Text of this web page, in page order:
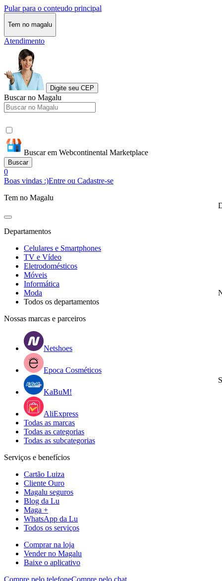
Pular para o conteudo principal
Tem no magalu
Atendimento
Digite seu CEP
Buscar no Magalu
Buscar em Webcontinental Marketplace
Buscar
0
Boas vindas :)Entre ou Cadastre-se
Tem no Magalu
Departamentos
Celulares e Smartphones
TV e Vídeo
Eletrodomésticos
Móveis
Informática
Moda
Todos os departamentos
Nossas marcas e parceiros
Netshoes
Epoca Cosméticos
KaBuM!
AliExpress
Todas as marcas
Todas as categorias
Todas as subcategorias
Serviços e benefícios
Cartão Luiza
Cliente Ouro
Magalu seguros
Blog da Lu
Maga +
WhatsApp da Lu
Todos os serviços
Comprar na loja
Vender no Magalu
Baixe o aplicativo
Compre pelo telefoneCompre pelo chat